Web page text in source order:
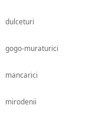
dulceturi
gogo-muraturici
mancarici
mirodenii